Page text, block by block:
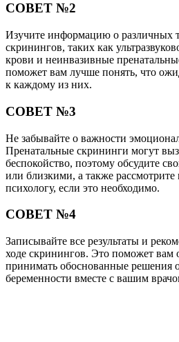
СОВЕТ №2
Изучите информацию о различных
скринингов, таких как
крови и неинвазивные
поможет вам лучше понять, что
к каждому из них.
СОВЕТ №3
Не забывайте о важности
Пренатальные скрининги могут
беспокойство, поэтому обсудите
или близкими, а также
психологу, если это необходимо.
СОВЕТ №4
Записывайте все результаты и
ходе скринингов. Это поможет вам
принимать обоснованные решения
беременности вместе с вашим